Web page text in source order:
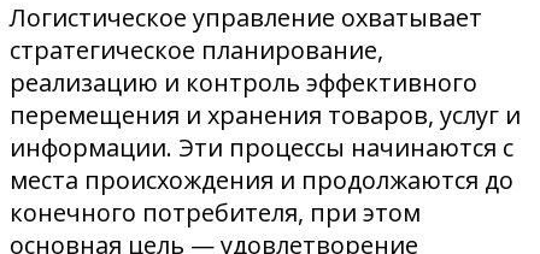
Логистическое управление охватывает
стратегическое планирование,
реализацию и контроль эффективного
перемещения и хранения товаров, услуг и
информации. Эти процессы начинаются с
места происхождения и продолжаются до
конечного потребителя, при этом
основная цель — удовлетворение